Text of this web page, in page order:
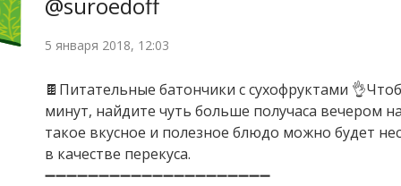
5 января 2018, 12:03
🍫Питательные батончики с сухофруктами
минут, найдите чуть больше получаса вечером
такое вкусное и полезное блюдо можно будет
в качестве перекуса.
➖➖➖➖➖➖➖➖➖➖➖➖➖➖➖➖➖➖➖➖➖